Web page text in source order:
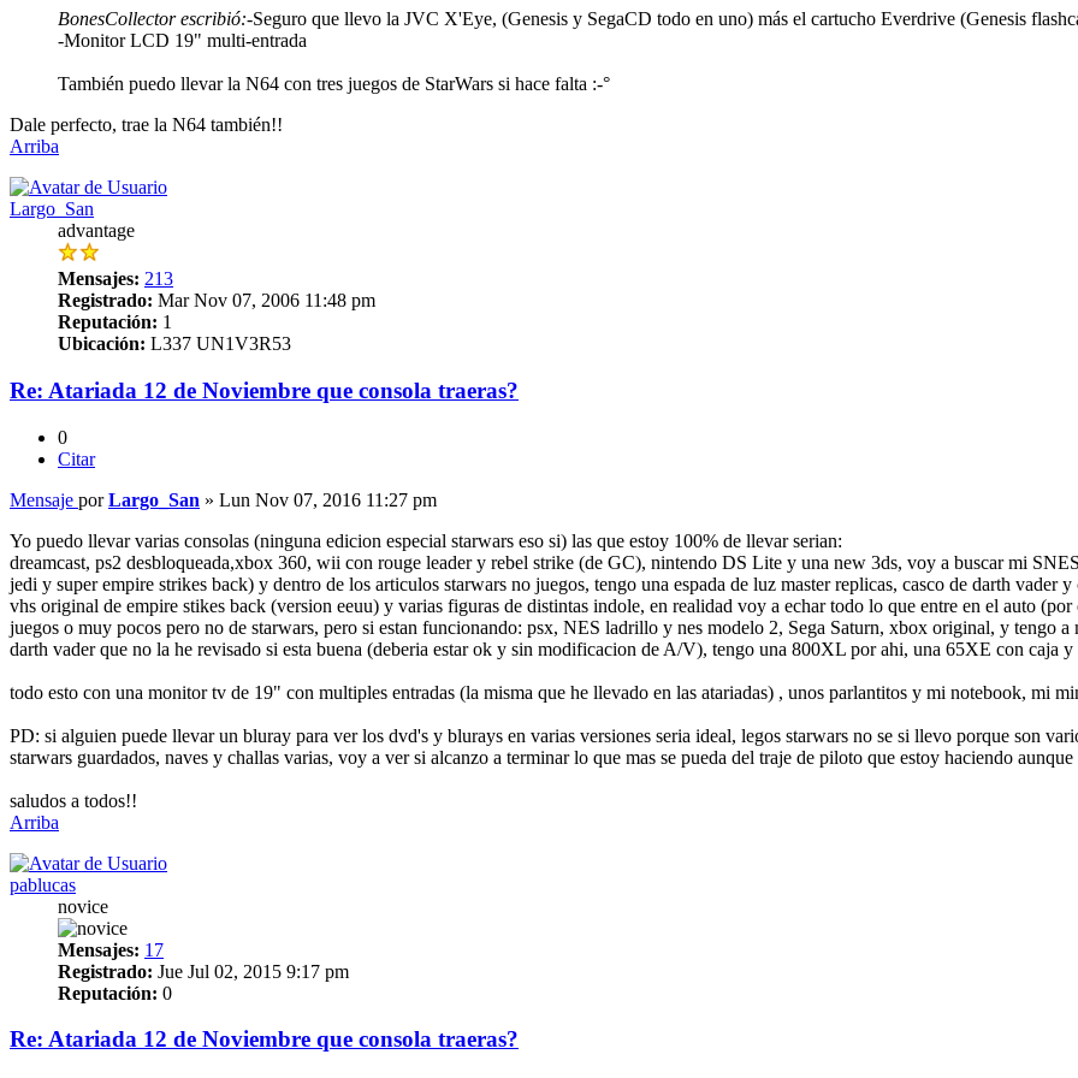
BonesCollector escribió:-Seguro que llevo la JVC X'Eye, (Genesis y SegaCD todo en uno) más el cartucho Everdrive (Genesis
-Monitor LCD 19" multi-entrada
También puedo llevar la N64 con tres juegos de StarWars si hace falta :-°
Dale perfecto, trae la N64 también!!
Arriba
Largo_San
advantage
Mensajes: 213
Registrado: Mar Nov 07, 2006 11:48 pm
Reputación: 1
Ubicación: L337 UN1V3R53
Re: Atariada 12 de Noviembre que consola traeras?
0
Citar
Mensaje porLargo_San » Lun Nov 07, 2016 11:27 pm
Yo puedo llevar varias consolas (ninguna edicion especial starwars eso si) las que estoy 100% de llevar serian:
dreamcast, ps2 desbloqueada,xbox 360, wii con rouge leader y rebel strike (de GC), nintendo DS Lite y una new 3ds, voy a buscar mi
jedi y super empire strikes back) y dentro de los articulos starwars no juegos, tengo una espada de luz master replicas, casco de darth
vhs original de empire stikes back (version eeuu) y varias figuras de distintas indole, en realidad voy a echar todo lo que entre en el auto
juegos o muy pocos pero no de starwars, pero si estan funcionando: psx, NES ladrillo y nes modelo 2, Sega Saturn, xbox original, y tengo
darth vader que no la he revisado si esta buena (deberia estar ok y sin modificacion de A/V), tengo una 800XL por ahi, una 65XE con caja
todo esto con una monitor tv de 19" con multiples entradas (la misma que he llevado en las atariadas) , unos parlantitos y mi notebook, mi
PD: si alguien puede llevar un bluray para ver los dvd's y blurays en varias versiones seria ideal, legos starwars no se si llevo porque son
starwars guardados, naves y challas varias, voy a ver si alcanzo a terminar lo que mas se pueda del traje de piloto que estoy haciendo aunque
saludos a todos!!
Arriba
pablucas
novice
Mensajes: 17
Registrado: Jue Jul 02, 2015 9:17 pm
Reputación: 0
Re: Atariada 12 de Noviembre que consola traeras?